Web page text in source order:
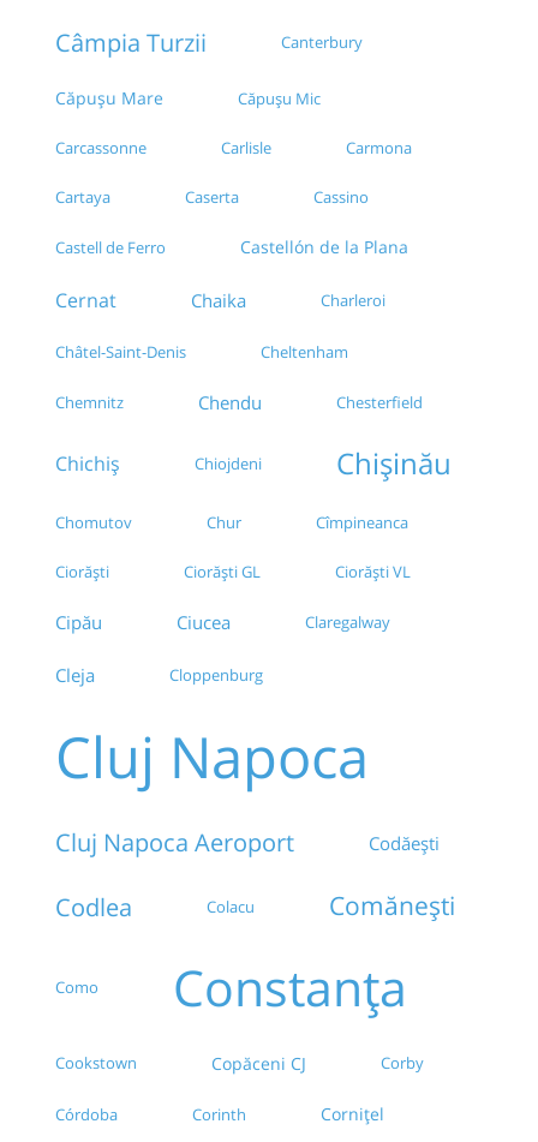
Câmpia Turzii Canterbury
Căpușu Mare Căpușu Mic
Carcassonne Carlisle Carmona
Cartaya Caserta Cassino
Castell de Ferro Castellón de la Plana
Cernat Chaika Charleroi
Châtel-Saint-Denis Cheltenham
Chemnitz Chendu Chesterfield
Chichiș Chiojdeni Chișinău
Chomutov Chur Cîmpineanca
Ciorăști Ciorăști GL Ciorăști VL
Cipău Ciucea Claregalway
Cleja Cloppenburg
Cluj Napoca
Cluj Napoca Aeroport Codăești
Codlea Colacu Comănești
Como Constanța
Cookstown Copăceni CJ Corby
Córdoba Corinth Cornițel